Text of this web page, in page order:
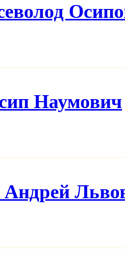
Наумович
Андрей